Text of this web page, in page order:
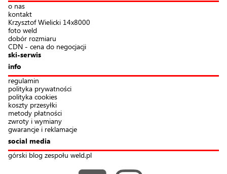
o nas
kontakt
Krzysztof Wielicki 14x8000
foto weld
dobór rozmiaru
CDN - cena do negocjacji
ski-serwis
info
regulamin
polityka prywatności
polityka cookies
koszty przesyłki
metody płatności
zwroty i wymiany
gwarancje i reklamacje
social media
górski blog zespołu weld.pl